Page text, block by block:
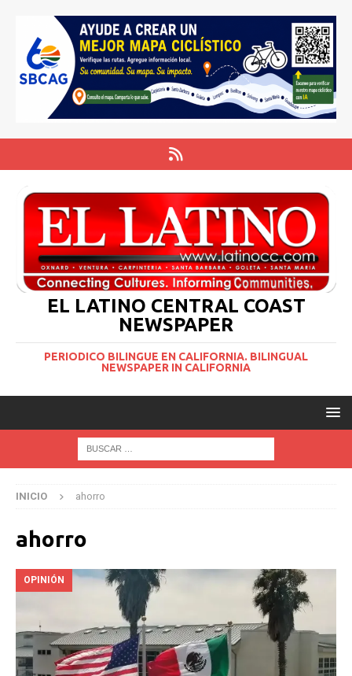
EL LATINO CENTRAL COAST
NEWSPAPER
PERIODICO BILINGUE EN CALIFORNIA. BILINGUAL
NEWSPAPER IN CALIFORNIA
INICIO ahorro
ahorro
OPINIÓN